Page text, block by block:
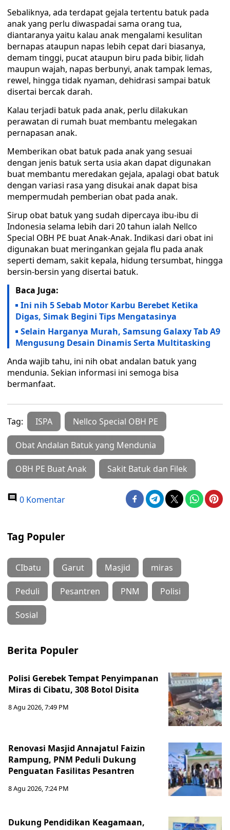
Sebaliknya, ada terdapat gejala tertentu batuk pada
anak yang perlu diwaspadai sama orang tua,
diantaranya yaitu kalau anak mengalami kesulitan
bernapas ataupun napas lebih cepat dari biasanya,
demam tinggi, pucat ataupun biru pada bibir, lidah
maupun wajah, napas berbunyi, anak tampak lemas,
rewel, hingga tidak nyaman, dehidrasi sampai batuk
disertai bercak darah.
Kalau terjadi batuk pada anak, perlu dilakukan
perawatan di rumah buat membantu melegakan
pernapasan anak.
Memberikan obat batuk pada anak yang sesuai
dengan jenis batuk serta usia akan dapat digunakan
buat membantu meredakan gejala, apalagi obat batuk
dengan variasi rasa yang disukai anak dapat bisa
mempermudah pemberian obat pada anak.
Sirup obat batuk yang sudah dipercaya ibu-ibu di
Indonesia selama lebih dari 20 tahun ialah Nellco
Special OBH PE buat Anak-Anak. Indikasi dari obat ini
digunakan buat meringankan gejala flu pada anak
seperti demam, sakit kepala, hidung tersumbat, hingga
bersin-bersin yang disertai batuk.
Baca Juga:
Ini nih 5 Sebab Motor Karbu Berebet Ketika
Digas, Simak Begini Tips Mengatasinya
Selain Harganya Murah, Samsung Galaxy Tab A9
Mengusung Desain Dinamis Serta Multitasking
Anda wajib tahu, ini nih obat andalan batuk yang
mendunia. Sekian informasi ini semoga bisa
bermanfaat.
Tag: ISPA Nellco Special OBH PE
Obat Andalan Batuk yang Mendunia
OBH PE Buat Anak Sakit Batuk dan Filek
0 Komentar
Tag Populer
CIbatu Garut Masjid miras
Peduli Pesantren PNM Polisi
Sosial
Berita Populer
Polisi Gerebek Tempat Penyimpanan
Miras di Cibatu, 308 Botol Disita
8 Agu 2026, 7:49 PM
Renovasi Masjid Annajatul Faizin
Rampung, PNM Peduli Dukung
Penguatan Fasilitas Pesantren
8 Agu 2026, 7:24 PM
Dukung Pendidikan Keagamaan,